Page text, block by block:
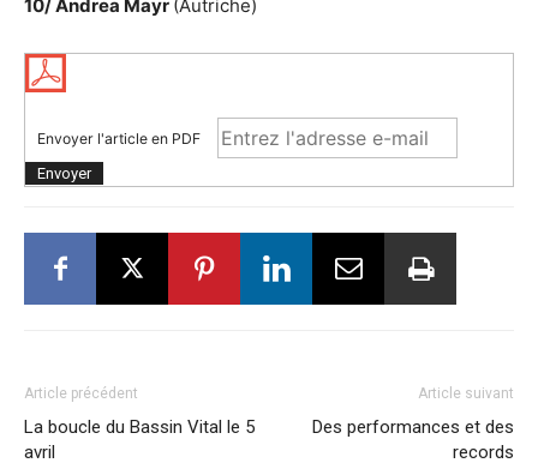
10/ Andrea Mayr (Autriche)
Envoyer l'article en PDF
Article précédent
La boucle du Bassin Vital le 5
avril
Article suivant
Des performances et des
records